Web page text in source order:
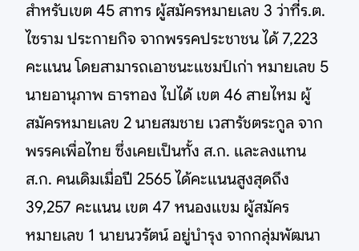
สำหรับเขต 45 สาทร ผู้สมัครหมายเลข 3 ว่าที่ร.ต.
ไซราม ประกายกิจ จากพรรคประชาชน ได้ 7,223
คะแนน โดยสามารถเอาชนะแชมป์เก่า หมายเลข 5
นายอานุภาพ ธารทอง ไปได้ เขต 46 สายไหม ผู้
สมัครหมายเลข 2 นายสมชาย เวสารัชตระกูล จาก
พรรคเพื่อไทย ซึ่งเคยเป็นทั้ง ส.ก. และลงแทน
ส.ก. คนเดิมเมื่อปี 2565 ได้คะแนนสูงสุดถึง
39,257 คะแนน เขต 47 หนองแขม ผู้สมัคร
หมายเลข 1 นายนวรัตน์ อยู่บำรุง จากกลุ่มพัฒนา